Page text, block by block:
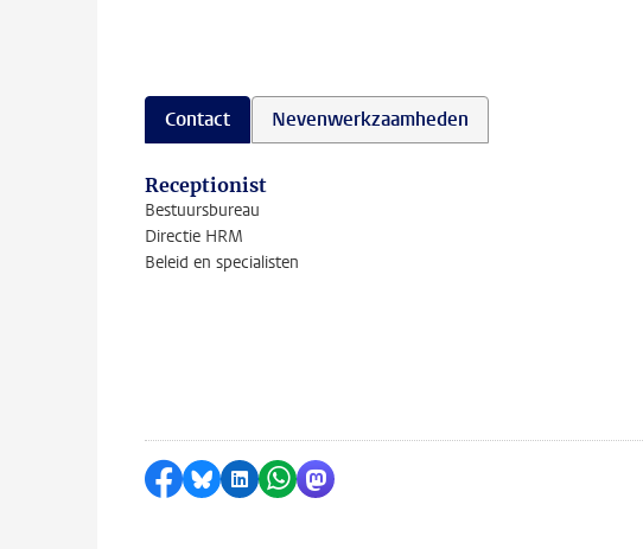
Contact Nevenwerkzaamheden
Receptionist
Bestuursbureau
Directie HRM
Beleid en specialisten
Delen op Facebook
Delen via Bluesky
Delen op LinkedIn
Delen via WhatsApp
Delen via Mastodon